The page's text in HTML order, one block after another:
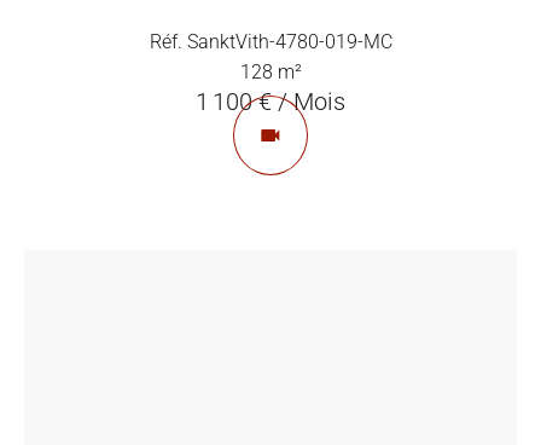
Réf. SanktVith-4780-019-MC
128 m²
1 100 € / Mois